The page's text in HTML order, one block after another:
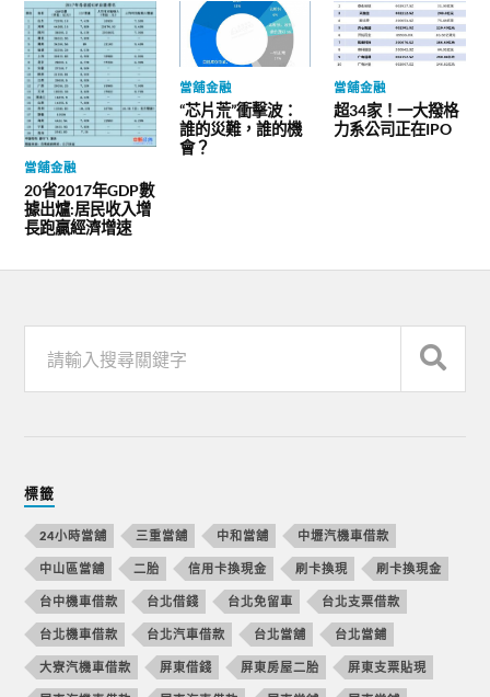
當舖金融
20省2017年GDP數
據出爐:居民收入增
長跑贏經濟增速
當舖金融
“芯片荒”衝擊波：
誰的災難，誰的機
會？
當舖金融
超34家！一大撥格
力系公司正在IPO
標籤
24小時當舖 三重當舖 中和當舖 中壢汽機車借款
中山區當舖 二胎 信用卡換現金 刷卡換現 刷卡換現金
台中機車借款 台北借錢 台北免留車 台北支票借款
台北機車借款 台北汽車借款 台北當舖 台北當鋪
大寮汽機車借款 屏東借錢 屏東房屋二胎 屏東支票貼現